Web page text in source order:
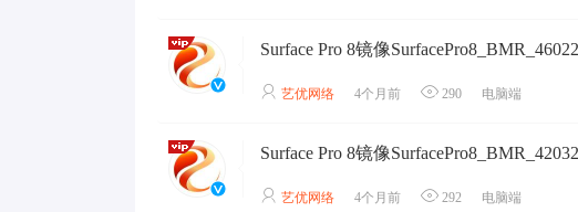
艺优网络 4个月前 290 电脑端
艺优网络 4个月前 292 电脑端